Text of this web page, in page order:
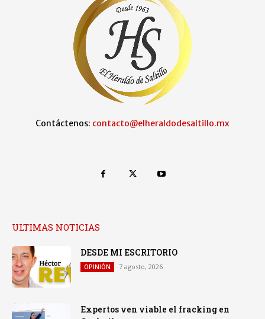
Contáctenos: contacto@elheraldodesaltillo.mx
ULTIMAS NOTICIAS
DESDE MI ESCRITORIO
OPINIÓN 7 agosto, 2026
Expertos ven viable el fracking en